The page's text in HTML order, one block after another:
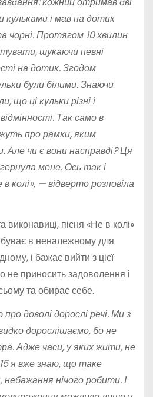
кульками і мав на дотик
чорні. Протягом 10 хвилин
шукаючи певні
на дотик. Згодом
були білими. Знаючи
що ці кульки різні і
Так само в
про рамки, яким
Але чи є вони насправді? Ця
мене. Ось так і
колі», — відверто розповіла
пісня «Не в колі»
в неналежному для
і бажає вийти з цієї
не приносить задоволення і
та обирає себе.
доволі дорослі речі. Ми з
дорослішаємо, бо не
Адже часи, у яких жити, не
5я вже знаю, що таке
нічого робити. І